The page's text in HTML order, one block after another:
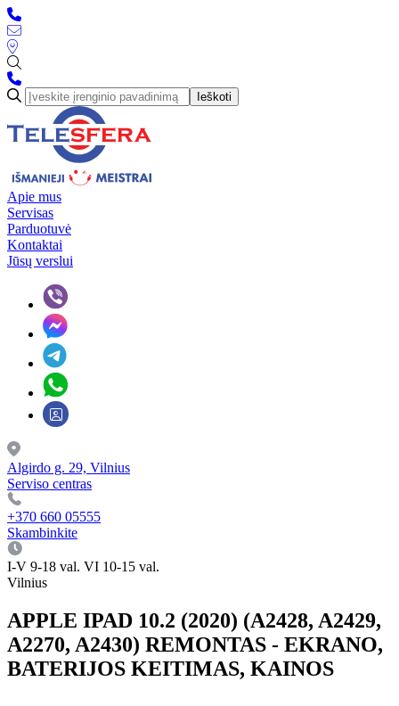
Ieškoti
Apie mus
Servisas
Parduotuvė
Kontaktai
Jūsų verslui
Algirdo g. 29, Vilnius
Serviso centras
+370 660 05555
Skambinkite
I-V 9-18 val. VI 10-15 val.
Vilnius
APPLE IPAD 10.2 (2020) (A2428, A2429,
A2270, A2430) REMONTAS - EKRANO,
BATERIJOS KEITIMAS, KAINOS